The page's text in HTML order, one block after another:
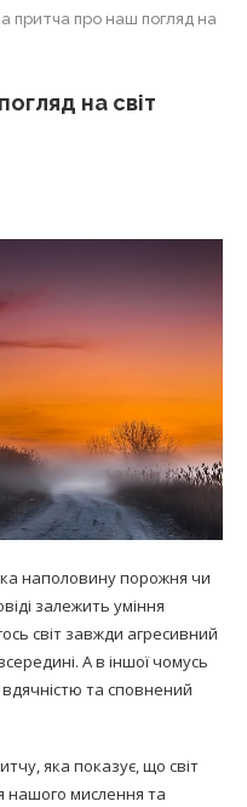
притча про наш погляд на
на світ
наполовину порожня чи
залежить уміння
світ завжди агресивний
А в іншої чомусь
та сповнений
яка показує, що світ
нашого мислення та